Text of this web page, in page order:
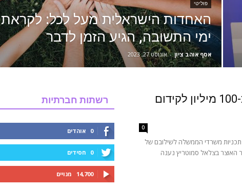
פוליטי
האחדות הישראלית מעל לכל: לקראת
ימי התשובה, הגיע הזמן לדבר
אסף אוהב ציון - אוגוסט 27, 2023
סמוטריץ' אישר תוספת של כ-100 מיליון לקידום
0
משרדי הממשלה לשילובם של
האוצר בצלאל סמוטריץ נענה
רשתות חברתיות
0 אוהדים
0 חסידים
14,700 מנויים